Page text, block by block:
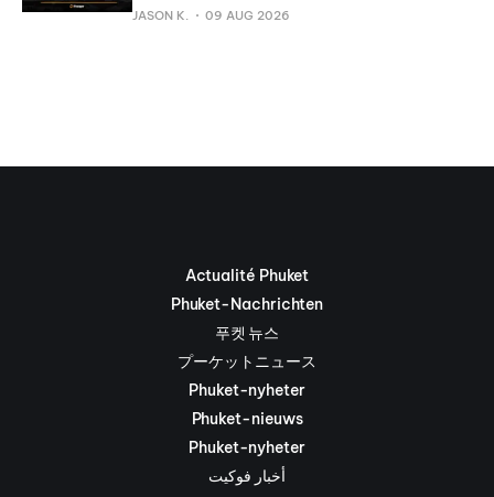
JASON K. 09 AUG 2026
Actualité Phuket
Phuket-Nachrichten
푸켓 뉴스
プーケットニュース
Phuket-nyheter
Phuket-nieuws
Phuket-nyheter
أخبار فوكيت